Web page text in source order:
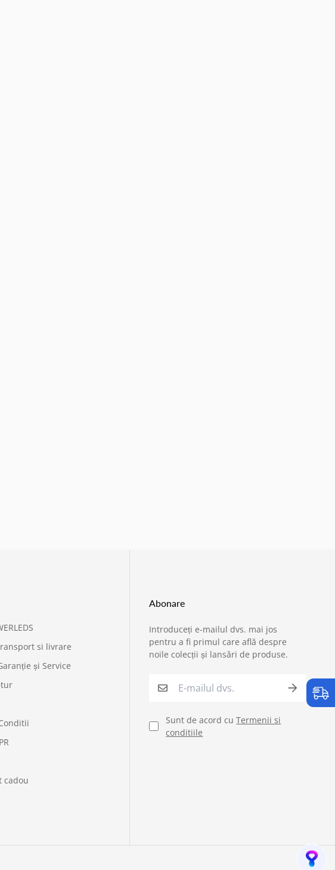
si livrare
și Service
cadou
Abonare
Introduceți e-mailul dvs. mai jos
pentru a fi primul care află despre
noile colecții și lansări de produse.
Sunt de acord cuTermenii si
conditiile
Service si garantii
Verificare status comandă